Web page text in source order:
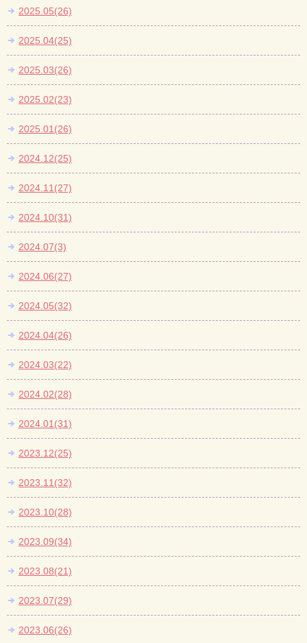
2025.05(26)
2025.04(25)
2025.03(26)
2025.02(23)
2025.01(26)
2024.12(25)
2024.11(27)
2024.10(31)
2024.07(3)
2024.06(27)
2024.05(32)
2024.04(26)
2024.03(22)
2024.02(28)
2024.01(31)
2023.12(25)
2023.11(32)
2023.10(28)
2023.09(34)
2023.08(21)
2023.07(29)
2023.06(26)